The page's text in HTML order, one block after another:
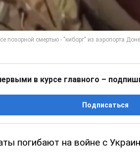
в курсе главного –
Подписаться
погибают на войне с